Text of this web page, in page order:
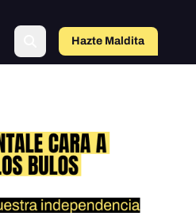
Hazte Maldito
a